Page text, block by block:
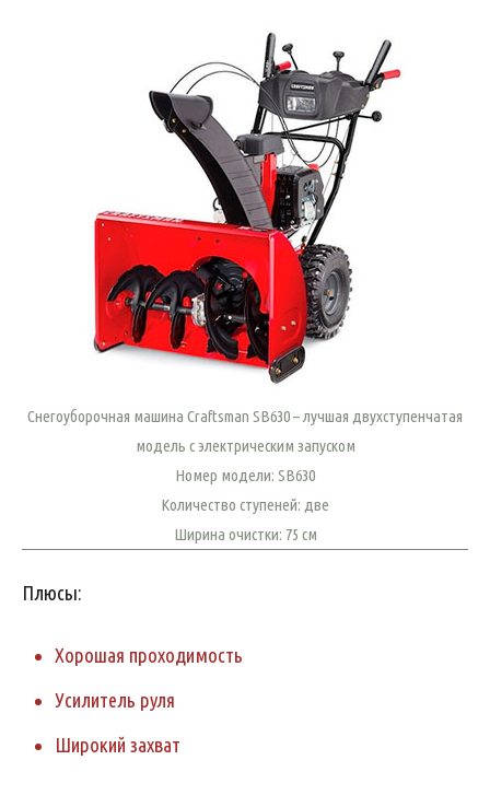
Снегоуборочная машина Craftsman SB630 – лучшая двухступенчатая
модель с электрическим запуском
Номер модели: SB630
Количество ступеней: две
Ширина очистки: 75 см
Плюсы:
Хорошая проходимость
Усилитель руля
Широкий захват